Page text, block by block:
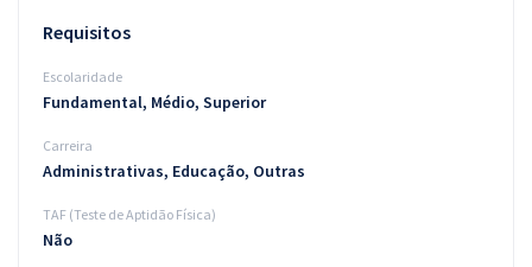
Requisitos
Escolaridade
Fundamental, Médio, Superior
Carreira
Administrativas, Educação, Outras
TAF (Teste de Aptidão Física)
Não